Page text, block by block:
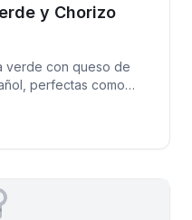
y Chorizo
verde con queso de
perfectas como